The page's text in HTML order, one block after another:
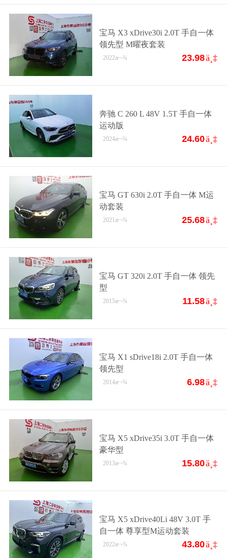
宝马 X3 xDrive30i 2.0T 手自一体
领先型 M曜夜套装
23.98ä¸‡
2022æ¬¾
奔驰 C 260 L 48V 1.5T 手自一体
运动版
24.60ä¸‡
2024æ¬¾
宝马 GT 630i 2.0T 手自一体 M运
动套装
25.68ä¸‡
2021æ¬¾
宝马 GT 320i 2.0T 手自一体 领先
型
11.58ä¸‡
2015æ¬¾
宝马 X1 sDrive18i 2.0T 手自一体
领先型
6.98ä¸‡
2014æ¬¾
宝马 X5 xDrive35i 3.0T 手自一体
豪华型
15.80ä¸‡
2013æ¬¾
宝马 X5 xDrive40Li 48V 3.0T 手
自一体 尊享型M运动套装
43.80ä¸‡
2022æ¬¾